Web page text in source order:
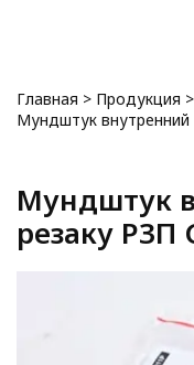
Главная > Продукция >
Мундштук
Мундштук
резаку Р3П